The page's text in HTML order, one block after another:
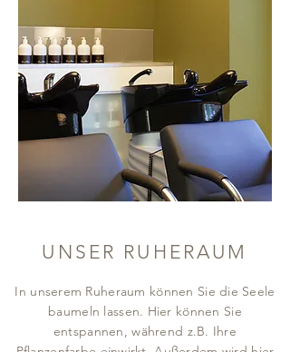
UNSER RUHERAUM
In unserem Ruheraum können Sie die Seele
baumeln lassen. Hier können Sie
entspannen, während z.B. Ihre